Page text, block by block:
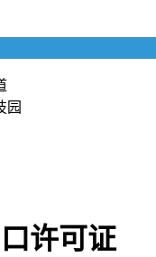
园
许可证